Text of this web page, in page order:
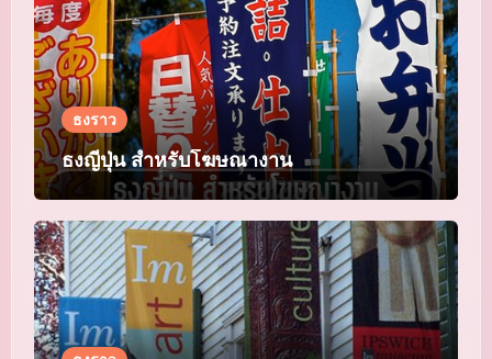
ธงราว
ธงญี่ปุ่น สำหรับโฆษณางาน